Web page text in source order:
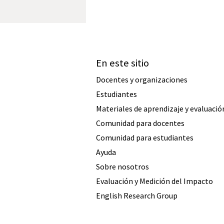
En este sitio
Docentes y organizaciones
Estudiantes
Materiales de aprendizaje y
Comunidad para docentes
Comunidad para estudiantes
Ayuda
Sobre nosotros
Evaluación y Medición del Impacto
English Research Group